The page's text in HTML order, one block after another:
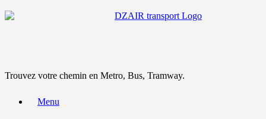
Trouvez votre chemin en Metro, Bus, Tramway.
Menu